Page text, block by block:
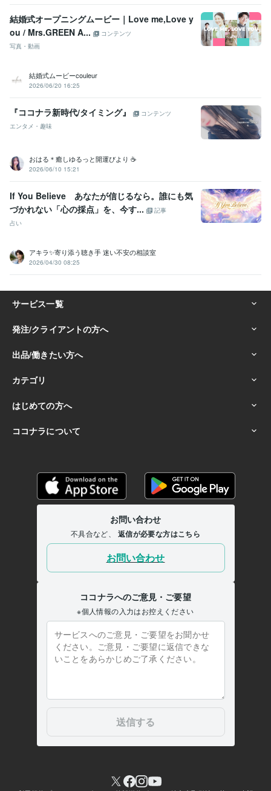
精神保健福祉士 取得年 : 2011年
普通自動車第一種運転免許 取得年 : 1999年
その他ツール
ソーシャルワーク:21年 ココナラ出品:5年音声配信:3年
得意分野
悩み相談・カウンセリング お悩み相談・話し相手・愚痴聞き 性格診
断
考え方のクセ診断 交換日記（１週間〜） 認知行動療法 問題解決
技能法
元気回復行動プラン(WRAP) シータヒーリング®
うつ 悩み相談
仕事
タヒーリング®
ココナラ カウンセリング
悩み相談
シータヒーリング コンサル
学歴
武蔵大学 1997年3月 ~ 2001年2月
結婚式オープニングムービー｜Love me,Love y
ou / Mrs.GREEN A...
コンテンツ
写真・動画
結婚式ムービーcouleur
2026/06/20 16:25
『ココナラ新時代/タイミング』
コンテンツ
エンタメ・趣味
おはる＊癒しゆるっと開運びより ☕️
2026/06/10 15:21
If You Believe あなたが信じるなら。誰にも気
づかれない「心の採点」を、今す...
記事
占い
アキラ✨寄り添う聴き手 迷い不安の相談室
2026/04/30 08:25